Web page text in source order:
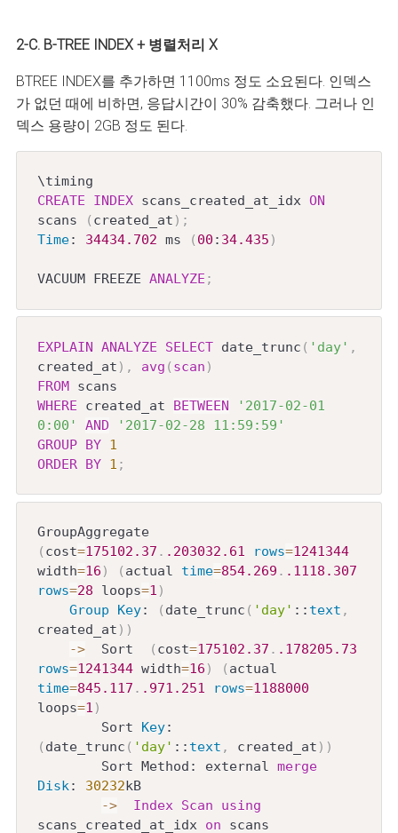
2-C. B-TREE INDEX + 병렬처리 X
BTREE INDEX를 추가하면 1100ms 정도 소요된다. 인덱스
가 없던 때에 비하면, 응답시간이 30% 감축했다. 그러나 인
덱스 용량이 2GB 정도 된다.
CREATE
INDEX scans_created_at_idx ON
scans
( created_at ) ;
Time: 34434.702 ms ( 00 : 34.435 )
VACUUM FREEZE ANALYZE ;
EXPLAIN ANALYZE SELECT date_trunc ( 'day' ,
created_at ) , avg ( scan )
FROM
WHERE created_at BETWEEN
'2017-02-01
0:00'
AND
'2017-02-28 11:59:59'
GROUP BY 1
ORDER BY 1 ;
GroupAggregate
( cost=175102.37 . .203032 .61 rows=1241344
width=16 ) ( actual time=854.269 . .1118 .307
rows=28 loops=1 )
Group
Key: ( date_trunc ( 'day' :: text ,
created_at ) )
->
  Sort
( cost=175102.37 . .178205 .73
rows=1241344 width=16 ) (
time=845.117 . .971 .251 rows=1188000
loops=1 )
        Sort
Key
( date_trunc ( 'day' :: text , created_at ) )
        Sort Method: external
merge
Disk: 30232kB
-> Index Scan
using
scans_created_at_idx on